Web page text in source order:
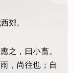
郊。
之，曰小畜。
，尚往也；自